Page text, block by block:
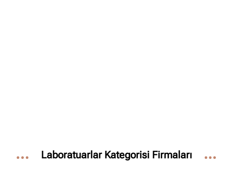
Laboratuarlar Kategorisi Firmaları
İstanbul Firmaları(388)